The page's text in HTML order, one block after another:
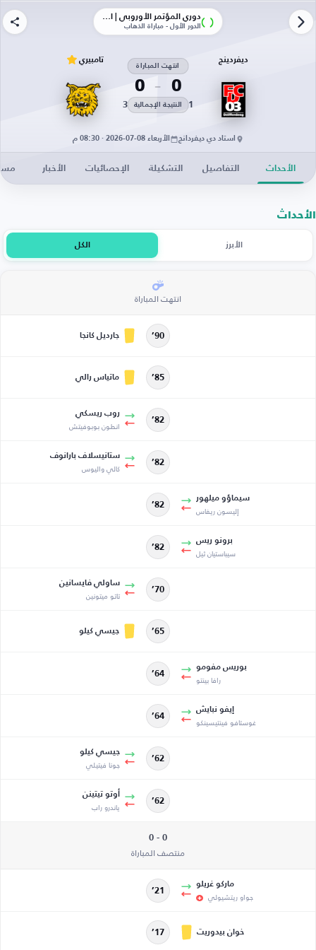
دوري المؤتمر الأوروبي | الأدوار الإقصائية
الدور الأول - مباراة الذهاب
ديفردينج
0
انتهت المباراة
0
1 النتيجة الإجمالية 3
تامبيري
استاد دي ديفردانج الأربعاء 08-07-2026 · 08:30 م
الأحداث التفاصيل التشكيلة الإحصائيات الأخبار
الأحداث
الأبرز الكل
انتهت المباراة
90’ جارديل كانجا
85’ ماتياس رالي
82’
روب ريسكي
انطون بوبوفيتش
82’
ستانيسلاف بارانوف
كالي واليوس
سيماؤو ميلهور
إليسون ريفاس 82’
برونو ريس
سيباستيان ثيل 82’
70’
ساولي فايسانين
تاتو ميتونين
65’ جيسي كيلو
بوريس مفومو
رافا بينتو 64’
إيفو نبايش
غوستافو فينتيسينكو 64’
62’
جيسي كيلو
جونا فيتيلي
62’
أوتو تيتينن
ياندرو راب
0 - 0
منتصف المباراة
ماركو غريلو
جواو ريتشيولي 21’
خوان بيدوريت 17’